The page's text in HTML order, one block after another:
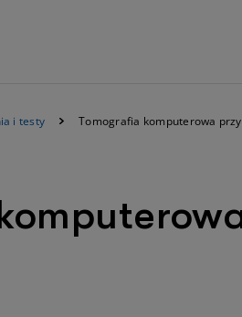
i testy Tomografia komputerowa